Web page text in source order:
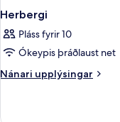
Herbergi
Pláss fyrir 10
Ókeypis þráðlaust net
Nánari upplýsingar
Nánari